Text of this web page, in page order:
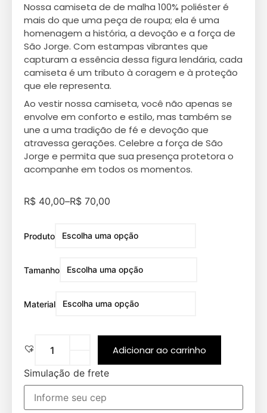
Nossa camiseta de de malha 100% poliéster é
mais do que uma peça de roupa; ela é uma
homenagem a história, a devoção e a força de
São Jorge. Com estampas vibrantes que
capturam a essência dessa figura lendária, cada
camiseta é um tributo à coragem e à proteção
que ele representa.
Ao vestir nossa camiseta, você não apenas se
envolve em conforto e estilo, mas também se
une a uma tradição de fé e devoção que
atravessa gerações. Celebre a força de São
Jorge e permita que sua presença protetora o
acompanhe em todos os momentos.
R$ 40,00–R$ 70,00
Produto
Tamanho
Material
Adicionar ao carrinho
Simulação de frete